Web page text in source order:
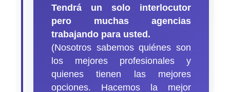
Tendrá un solo interlocutor
pero muchas agencias
trabajando para usted.
(Nosotros sabemos quiénes son
los mejores profesionales y
quienes tienen las mejores
opciones. Hacemos la mejor